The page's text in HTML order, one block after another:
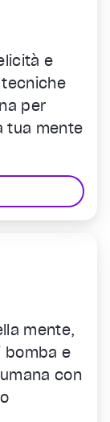
e
per
tua mente
mente,
bomba e
con